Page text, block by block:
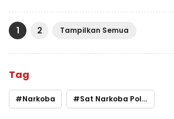
1 2 Tampilkan Semua
Tag
Narkoba Sat Narkoba Polres Kendari